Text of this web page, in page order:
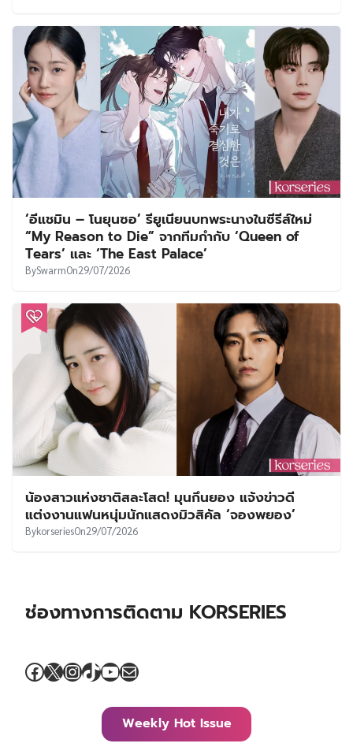
‘อีแชมิน – โนยุนซอ’ รียูเนียนบทพระนางในซีรีส์ใหม่
“My Reason to Die” จากทีมกำกับ ‘Queen of
Tears’ และ ‘The East Palace’
BySwarmOn29/07/2026
น้องสาวแห่งชาติสละโสด! มุนกึนยอง แจ้งข่าวดี
แต่งงานแฟนหนุ่มนักแสดงมิวสิคัล ‘จองพยอง’
BykorseriesOn29/07/2026
ช่องทางการติดตาม KORSERIES
Facebook
X Instagram
TikTok
YouTube
Mail
Weekly Hot Issue